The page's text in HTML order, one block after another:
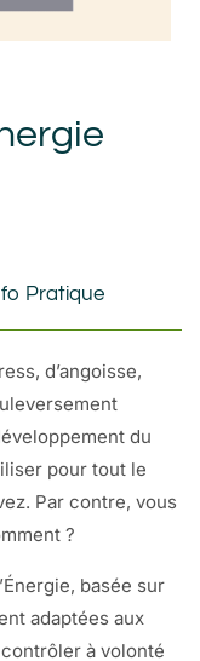
Pratique
d’angoisse,
du
pour tout le
Par contre, vous
?
basée sur
adaptées aux
à volonté